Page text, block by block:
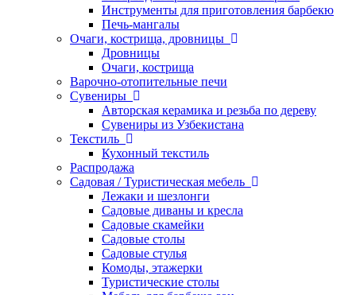
Инструменты для приготовления барбекю
Печь-мангалы
Очаги, кострища, дровницы
Дровницы
Очаги, кострища
Варочно-отопительные печи
Сувениры
Авторская керамика и резьба по дереву
Сувениры из Узбекистана
Текстиль
Кухонный текстиль
Распродажа
Садовая / Туристическая мебель
Лежаки и шезлонги
Садовые диваны и кресла
Садовые скамейки
Садовые столы
Садовые стулья
Комоды, этажерки
Туристические столы